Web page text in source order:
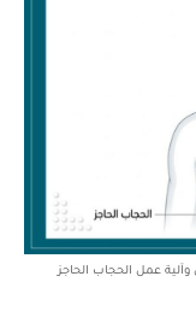
عمل الحجاب الحاجز